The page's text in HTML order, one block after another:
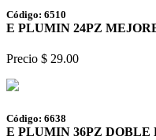
Código: 6510
E PLUMIN 24PZ
Precio $ 29.00
Código: 6638
E PLUMIN 36PZ DOBLE